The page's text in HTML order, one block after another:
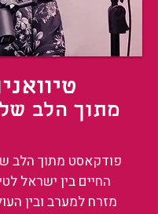
מתוך הלב
פודקאסט מתוך הלב
החיים בין ישראל
מזרח למערב ובין